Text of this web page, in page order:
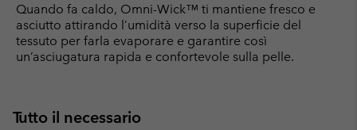
Quando fa caldo, Omni-Wick™ ti mantiene fresco e
asciutto attirando l’umidità verso la superficie del
tessuto per farla evaporare e garantire così
un’asciugatura rapida e confortevole sulla pelle.
Tutto il necessario